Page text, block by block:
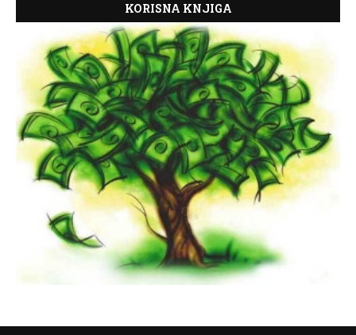
KORISNA KNJIGA